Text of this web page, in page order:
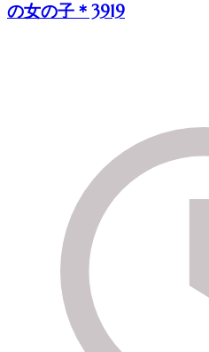
の女の子＊3919